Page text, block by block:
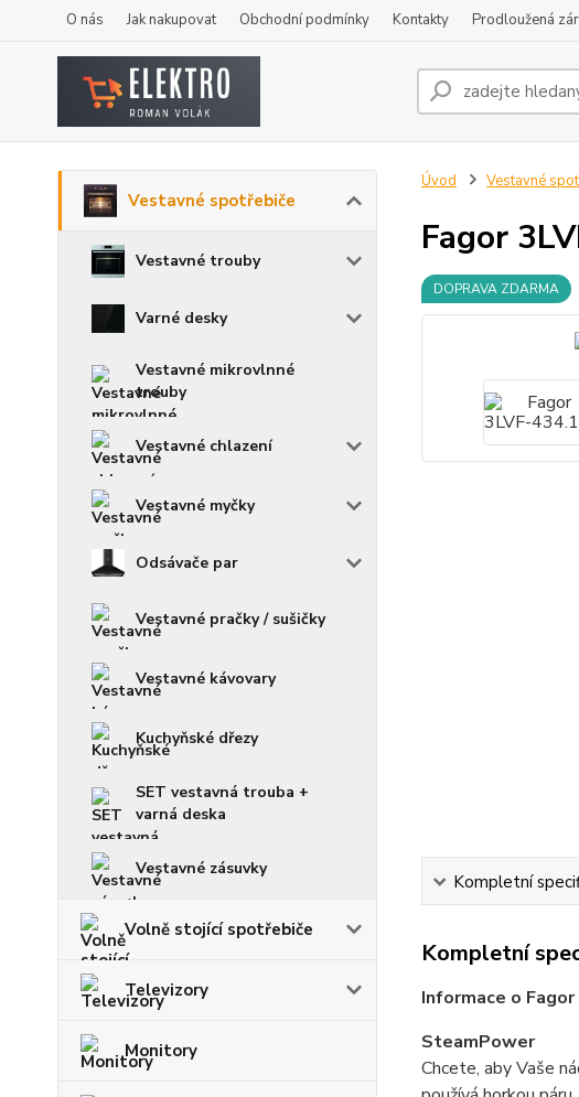
O nás Jak nakupovat Obchodní podmínky Kontakty Prodloužená
Vestavné spotřebiče
Vestavné trouby
Varné desky
Vestavné mikrovlnné
trouby
Vestavné chlazení
Vestavné myčky
Odsávače par
Vestavné pračky / sušičky
Vestavné kávovary
Kuchyňské dřezy
SET vestavná trouba +
varná deska
Vestavné zásuvky
Volně stojící spotřebiče
Televizory
Monitory
Úvod Vestavné
Fagor
DOPRAVA ZDARMA
Kompletní
Kompletní
Informace o
SteamPower
Chcete, aby Vaše